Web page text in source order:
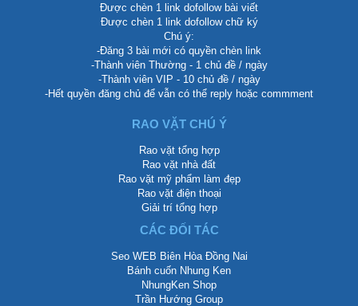
Được chèn 1 link dofollow bài viết
Được chèn 1 link dofollow chữ ký
Chú ý:
-Đăng 3 bài mới có quyền chèn link
-Thành viên Thường - 1 chủ đề / ngày
-Thành viên VIP - 10 chủ đề / ngày
-Hết quyền đăng chủ để vẫn có thể reply hoặc commment
RAO VẶT CHÚ Ý
Rao vặt tổng hợp
Rao vặt nhà đất
Rao vặt mỹ phẩm làm đẹp
Rao vặt điện thoại
Giải trí tổng hợp
CÁC ĐỐI TÁC
Seo WEB Biên Hòa Đồng Nai
Bánh cuốn Nhung Ken
NhungKen Shop
Trần Hướng Group